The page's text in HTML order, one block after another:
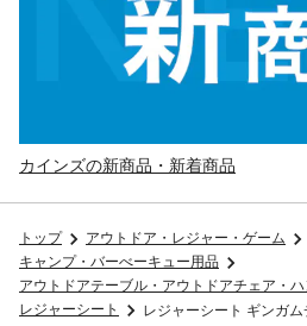
カインズの新商品・新着商品
トップ
アウトドア・レジャー・ゲーム
キャンプ・バーべーキュー用品
アウトドアテーブル・アウトドアチェア・
レジャーシート
レジャーシート ギンガ